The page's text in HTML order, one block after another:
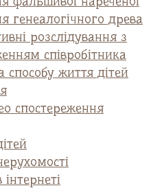
генеалогічного древа
розслідування з
співробітника
способу життя дітей
спостереження